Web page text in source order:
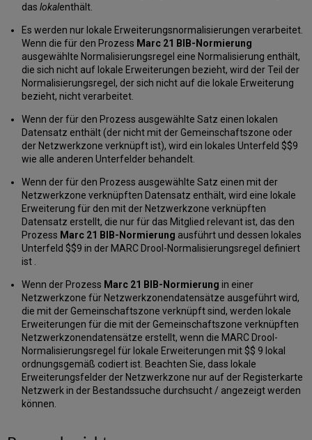
das lokalenthält.
Es werden nur lokale Erweiterungsnormalisierungen verarbeitet.
Wenn die für den Prozess Marc 21 BIB-Normierung
ausgewählte Normalisierungsregel eine Normalisierung enthält,
die sich nicht auf lokale Erweiterungen bezieht, wird der Teil der
Normalisierungsregel, der sich nicht auf die lokale Erweiterung
bezieht, nicht verarbeitet.
Wenn der für den Prozess ausgewählte Satz einen lokalen
Datensatz enthält (der nicht mit der Gemeinschaftszone oder
der Netzwerkzone verknüpft ist), wird ein lokales Unterfeld $$9
wie alle anderen Unterfelder behandelt.
Wenn der für den Prozess ausgewählte Satz einen mit der
Netzwerkzone verknüpften Datensatz enthält, wird eine lokale
Erweiterung für den mit der Netzwerkzone verknüpften
Datensatz erstellt, die nur für das Mitglied relevant ist, das den
Prozess Marc 21 BIB-Normierung ausführt und dessen lokales
Unterfeld $$9 in der MARC Drool-Normalisierungsregel definiert
ist .
Wenn der Prozess Marc 21 BIB-Normierung in einer
Netzwerkzone für Netzwerkzonendatensätze ausgeführt wird,
die mit der Gemeinschaftszone verknüpft sind, werden lokale
Erweiterungen für die mit der Gemeinschaftszone verknüpften
Netzwerkzonendatensätze erstellt, wenn die MARC Drool-
Normalisierungsregel für lokale Erweiterungen mit $$ 9 lokal
ordnungsgemäß codiert ist. Beachten Sie, dass lokale
Erweiterungsfelder der Netzwerkzone nur auf der Registerkarte
Netzwerk in der Bestandssuche durchsucht / angezeigt werden
können.